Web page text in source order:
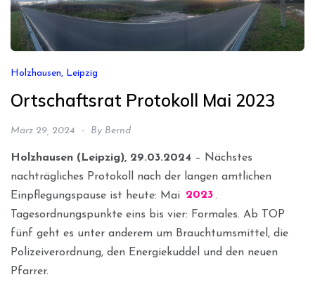
Holzhausen, Leipzig
Ortschaftsrat Protokoll Mai 2023
März 29, 2024 By Bernd
Holzhausen (Leipzig), 29.03.2024 – Nächstes
nachträgliches Protokoll nach der langen amtlichen
Einpflegungspause ist heute: Mai 2023 .
Tagesordnungspunkte eins bis vier: Formales. Ab TOP
fünf geht es unter anderem um Brauchtumsmittel, die
Polizeiverordnung, den Energiekuddel und den neuen
Pfarrer.